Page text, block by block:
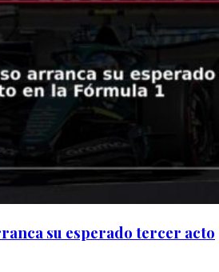
su esperado tercer acto